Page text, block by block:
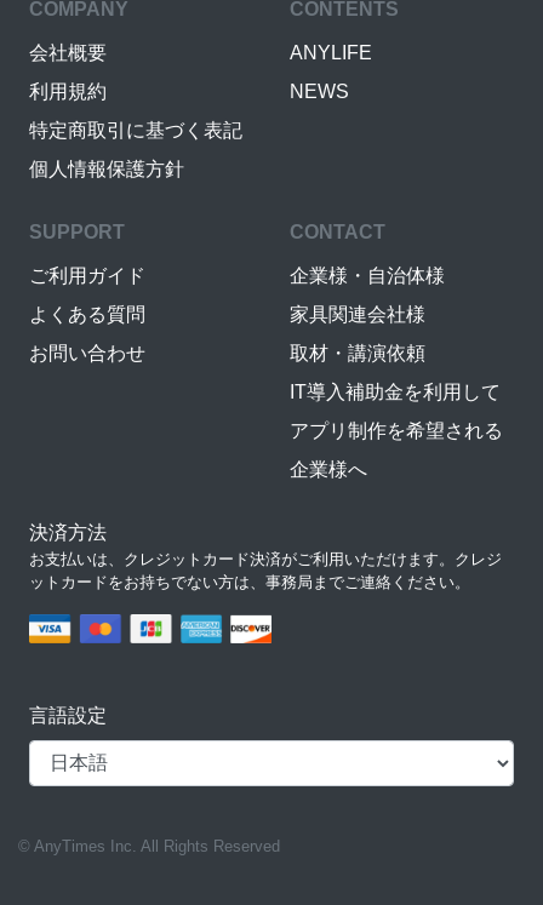
COMPANY
会社概要
利用規約
特定商取引に基づく表記
個人情報保護方針
CONTENTS
ANYLIFE
NEWS
SUPPORT
ご利用ガイド
よくある質問
お問い合わせ
CONTACT
企業様・自治体様
家具関連会社様
取材・講演依頼
IT導入補助金を利用して
アプリ制作を希望される
企業様へ
決済方法
お支払いは、クレジットカード決済がご利用いただけます。クレジ
ットカードをお持ちでない方は、事務局までご連絡ください。
言語設定
© AnyTimes Inc. All Rights Reserved